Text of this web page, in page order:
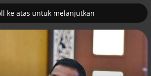
ke atas untuk melanjutkan
Pemulihan ekonomi Aceh terus